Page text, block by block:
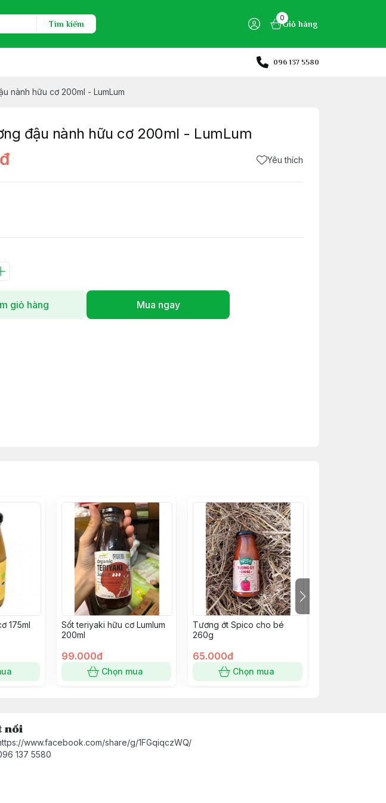
Tìm kiếm
0
Giỏ hàng
096 137 5580
nành hữu cơ 200ml - LumLum
đậu nành hữu cơ 200ml - LumLum
Yêu thích
giỏ hàng Mua ngay
175ml
Sốt teriyaki hữu cơ Lumlum
200ml
99.000đ
Chọn mua
Tương ớt Spico cho bé
260g
65.000đ
Chọn mua
nối
www.facebook.com/share/g/1FGqiqczWQ/
137 5580